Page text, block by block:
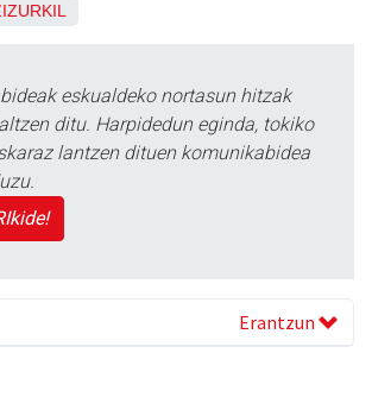
eskualdeko nortasun hitzak
ditu. Harpidedun eginda, tokiko
lantzen dituen komunikabidea
Erantzun